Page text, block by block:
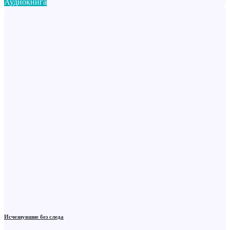
Исчезнувшие без следа